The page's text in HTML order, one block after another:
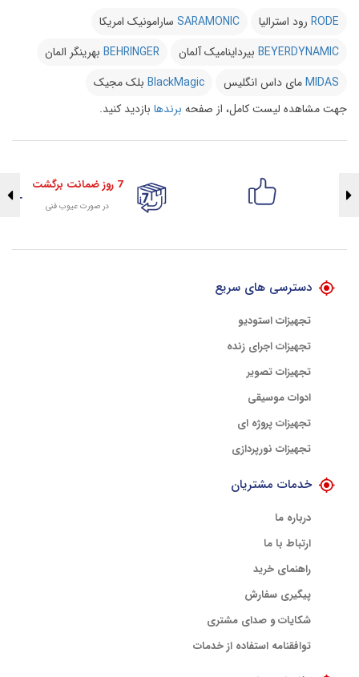
RODE رود استرالیا SARAMONIC سارامونیک امریکا
BEYERDYNAMIC بیرداینامیک آلمان BEHRINGER بهرینگر المان
MIDASمای داس انگلیس BlackMagic بلک مجیک
جهت مشاهده لیست کامل، از صفحه برندها بازدید کنید.
7 روز ضمانت برگشت
در صورت عیوب فنی
دسترسی های سریع
تجهیزات استودیو
تجهیزات اجرای زنده
تجهیزات تصویر
ادوات موسیقی
تجهیزات پروژه ای
تجهیزات نورپردازی
خدمات مشتریان
درباره ما
ارتباط با ما
راهنمای خرید
پیگیری سفارش
شکایات و صدای مشتری
توافقنامه استفاده از خدمات